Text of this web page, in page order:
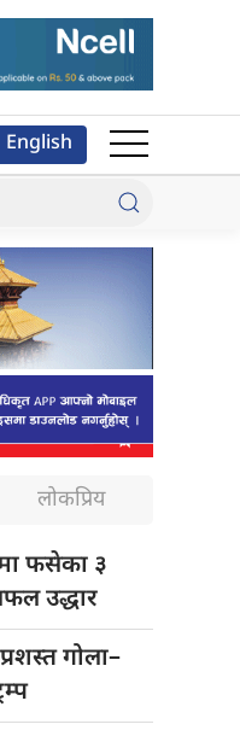
English
लोकप्रिय
फसेका ३
उद्धार
गोला–